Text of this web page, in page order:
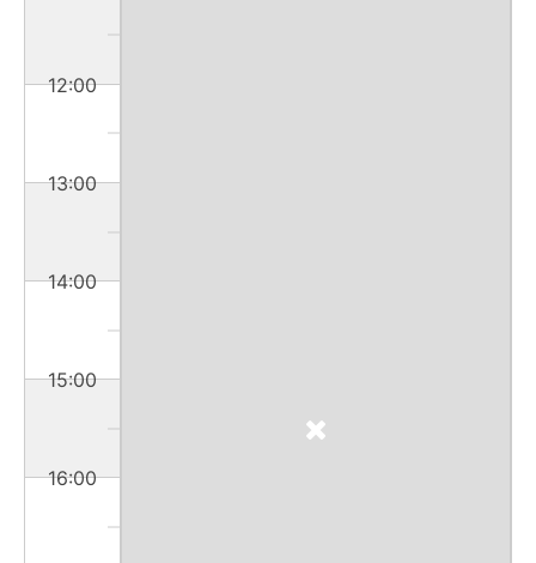
12:00
13:00
14:00
15:00
16:00